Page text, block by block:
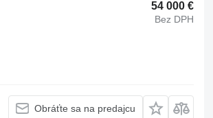
54 000 €
Bez DPH
Obráťte sa na predajcu